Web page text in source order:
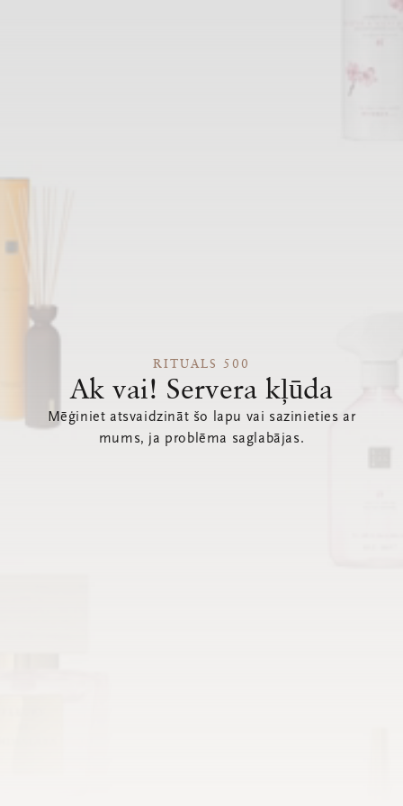
RITUALS 500
Ak vai! Servera kļūda
Mēģiniet atsvaidzināt šo lapu vai sazinieties ar
mums, ja problēma saglabājas.